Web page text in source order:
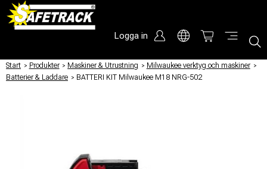
Logga in
Start / Produkter / Maskiner & Utrustning / Milwaukee verktyg och maskiner /
Batterier & Laddare / BATTERI KIT Milwaukee M18 NRG-502